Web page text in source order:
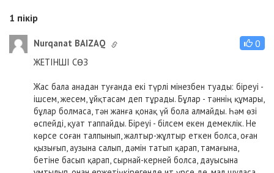
1 пікір
Nurqanat BAIZAQ 0
ЖЕТІНШІ СӨЗ
Жас бала анадан туғанда екі түрлі мінезбен туады: біреуі -
ішсем, жесем, ұйқтасам деп тұрады. Бұлар - тәннің құмары,
бұлар болмаса, тән жанға қонақ үй бола алмайды. Һәм өзі
өспейді, қуат таппайды. Біреуі - білсем екен демеклік. Не
көрсе соған талпынып, жалтыр-жұлтыр еткен болса, оған
қызығып, аузына салып, дәмін татып қарап, тамағына,
бетіне басып қарап, сырнай-керней болса, дауысына